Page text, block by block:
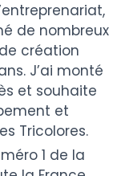
de nombreux
création
J’ai monté
et souhaite
et
Tricolores.
1 de la